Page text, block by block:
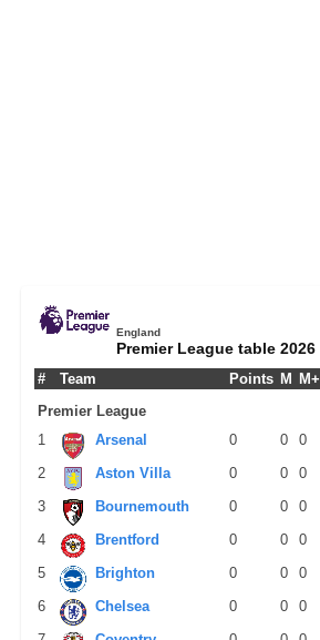
England
Premier League table 2026
# Team Points M M+
Premier League
1
Arsenal 0 0 0
2
Aston Villa 0 0 0
3
Bournemouth 0 0 0
4
Brentford 0 0 0
5
Brighton 0 0 0
6
Chelsea 0 0 0